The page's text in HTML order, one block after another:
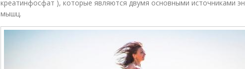
креатинфосфат ), которые являются двумя основными источниками
мышц.